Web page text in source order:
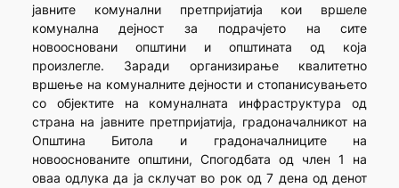
јавните комунални претпријатија кои вршеле
комунална дејност за подрачјето на сите
новоосновани општини и општината од која
произлегле. Заради организирање квалитетно
вршење на комуналните дејности и стопанисувањето
со објектите на комуналната инфраструктура од
страна на јавните претпријатија, градоначалникот на
Општина Битола и градоначалниците на
новооснованите општини, Спогодбата од член 1 на
оваа одлука да ја склучат во рок од 7 дена од денот